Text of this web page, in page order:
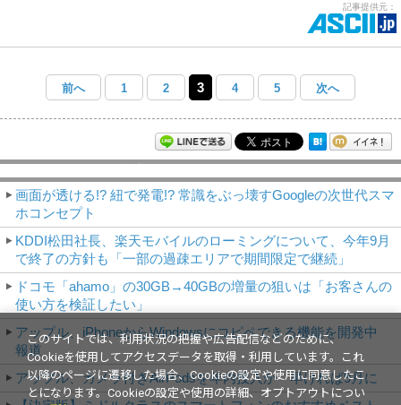
記事提供元：
前へ 1 2 3 4 5 次へ
画面が透ける!? 紐で発電!? 常識をぶっ壊すGoogleの次世代スマ
ホコンセプト
KDDI松田社長、楽天モバイルのローミングについて、今年9月
で終了の方針も「一部の過疎エリアで期間限定で継続」
ドコモ「ahamo」の30GB→40GBの増量の狙いは「お客さんの
使い方を検証したい」
アップル、iPhoneからWindowsにコピペできる機能を開発中
報道
アップル、カメラ付きAirPodsを年内投入か 早ければ9月に
このサイトでは、利用状況の把握や広告配信などのために、
Cookieを使用してアクセスデータを取得・利用しています。これ
以降のページに遷移した場合、Cookieの設定や使用に同意したこ
とになります。Cookieの設定や使用の詳細、オプトアウトについ